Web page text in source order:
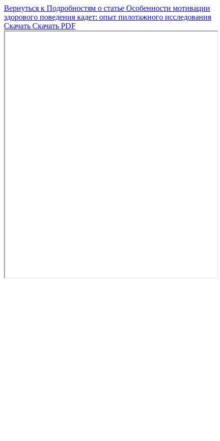
Вернуться к Подробностям о статье Особенности мотивации
здорового поведения кадет: опыт пилотажного исследования
Скачать Скачать PDF